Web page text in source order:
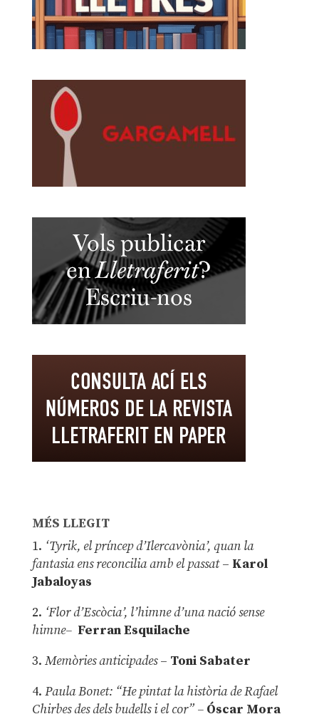
MÉS LLEGIT
1. ‘Tyrik, el príncep d’Ilercavònia’, quan la
fantasia ens reconcilia amb el passat– Karol
Jabaloyas
2. ‘Flor d’Escòcia’, l’himne d’una nació sense
himne– Ferran Esquilache
3. Memòries anticipades– Toni Sabater
4. Paula Bonet: “He pintat la història de Rafael
Chirbes des dels budells i el cor” –Óscar Mora